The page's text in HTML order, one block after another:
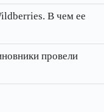
В чем ее
провели